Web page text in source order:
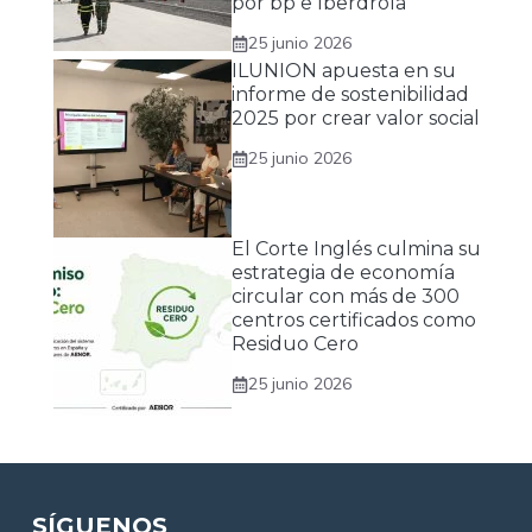
25 junio 2026
ILUNION apuesta en su
informe de sostenibilidad
2025 por crear valor social
25 junio 2026
El Corte Inglés culmina su
estrategia de economía
circular con más de 300
centros certificados como
Residuo Cero
25 junio 2026
SÍGUENOS